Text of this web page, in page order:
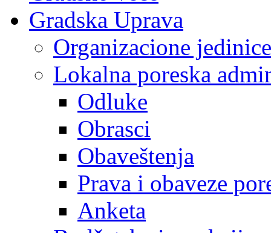
Gradska Uprava
Organizacione jedinice
Lokalna poreska
Odluke
Obrasci
Obaveštenja
Prava i obaveze
Anketa